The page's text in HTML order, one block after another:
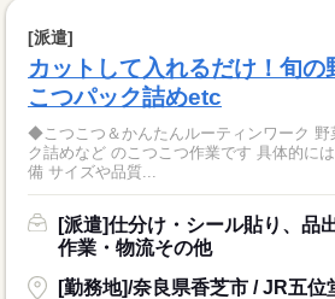
[派遣]
カットして入れるだけ！旬の
こつパック詰めetc
◆こつこつ＆かんたんルーティンワーク 野
ク詰めなど のこつこつ作業です 具体的に
備 サイズや品質...
[派遣]仕分け・シール貼り、品
作業・物流その他
[勤務地]/奈良県香芝市 / JR五位